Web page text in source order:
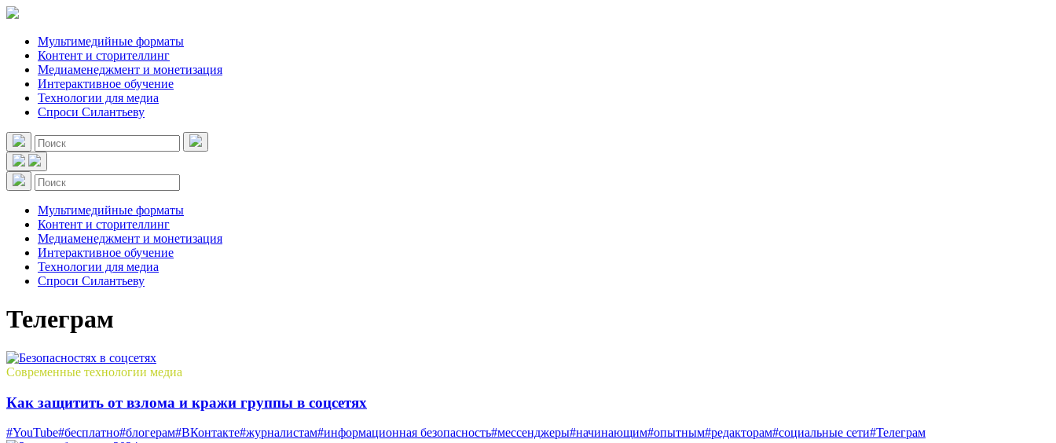
Мультимедийные форматы
Контент и сторителлинг
Медиаменеджмент и монетизация
Интерактивное обучение
Технологии для медиа
Спроси Силантьеву
Мультимедийные форматы
Контент и сторителлинг
Медиаменеджмент и монетизация
Интерактивное обучение
Технологии для медиа
Спроси Силантьеву
Телеграм
Современные технологии медиа
Как защитить от взлома и кражи группы в соцсетях
#YouTube#бесплатно#блогерам#ВКонтакте#журналистам#информационная безопасность#мессенджеры#начинающим#опытным#редакторам#социальные сети#Телеграм